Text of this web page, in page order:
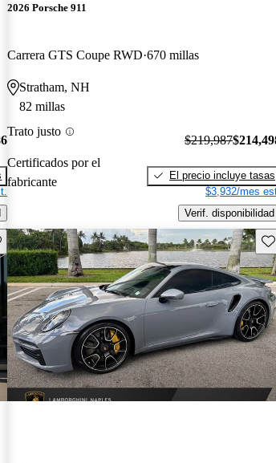
2026 Porsche 911
Carrera GTS Coupe RWD 670 millas
Stratham, NH
82 millas
Trato justo
Certificados por el
fabricante
$219,987
El precio incluye tasas
$3,932/mes
Verif. disponibilidad
este Aviso